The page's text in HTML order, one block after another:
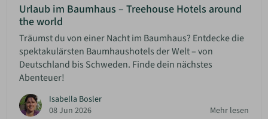
Urlaub im Baumhaus – Treehouse Hotels around
the world
Träumst du von einer Nacht im Baumhaus? Entdecke die
spektakulärsten Baumhaushotels der Welt – von
Deutschland bis Schweden. Finde dein nächstes
Abenteuer!
Isabella Bosler
08 Jun 2026
Mehr lesen